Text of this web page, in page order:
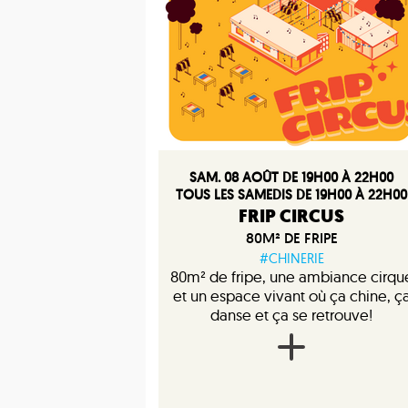
SAM. 08 AOÛT DE 19H00 À 22H00
TOUS LES SAMEDIS DE 19H00 À 22H00
FRIP CIRCUS
80M² DE FRIPE
#CHINERIE
80m² de fripe, une ambiance
et un espace vivant où ça chine,
danse et ça se retrouve!